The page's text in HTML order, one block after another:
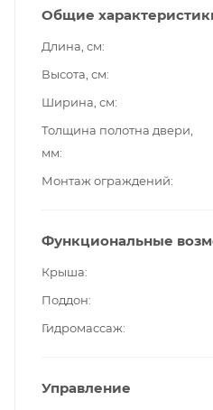
Общие
Длина, см
Высота, см
Ширина, см
Толщина полотна двери,
мм
Монтаж ограждений
Функциональные
Крыша
Поддон
Гидромассаж
Управление